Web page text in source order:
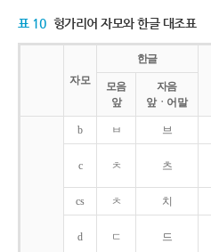
표 10 헝가리어 자모와 한글 대조표
자모
한글
모음
앞
자음
앞ㆍ어말
b ㅂ 브
c ㅊ 츠
cs ㅊ 치
d ㄷ 드